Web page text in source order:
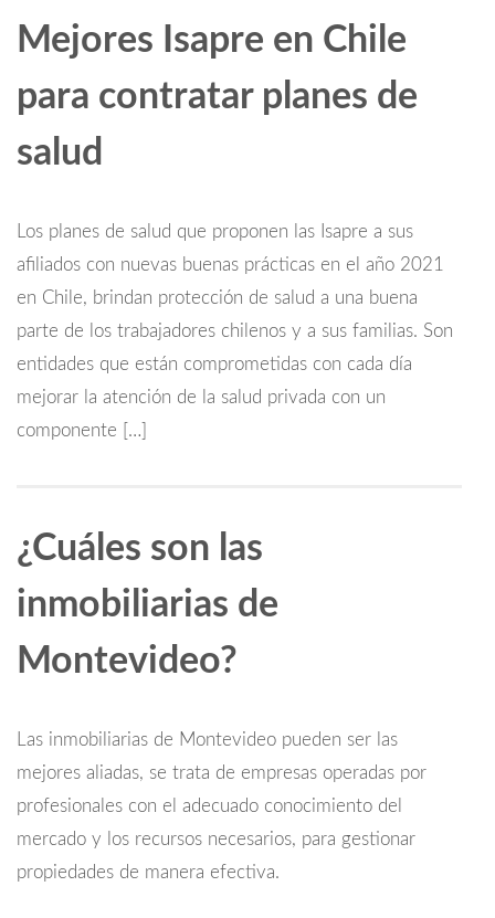
Mejores Isapre en Chile
para contratar planes de
salud
Los planes de salud que proponen las Isapre a sus
afiliados con nuevas buenas prácticas en el año 2021
en Chile, brindan protección de salud a una buena
parte de los trabajadores chilenos y a sus familias. Son
entidades que están comprometidas con cada día
mejorar la atención de la salud privada con un
componente […]
¿Cuáles son las
inmobiliarias de
Montevideo?
Las inmobiliarias de Montevideo pueden ser las
mejores aliadas, se trata de empresas operadas por
profesionales con el adecuado conocimiento del
mercado y los recursos necesarios, para gestionar
propiedades de manera efectiva.